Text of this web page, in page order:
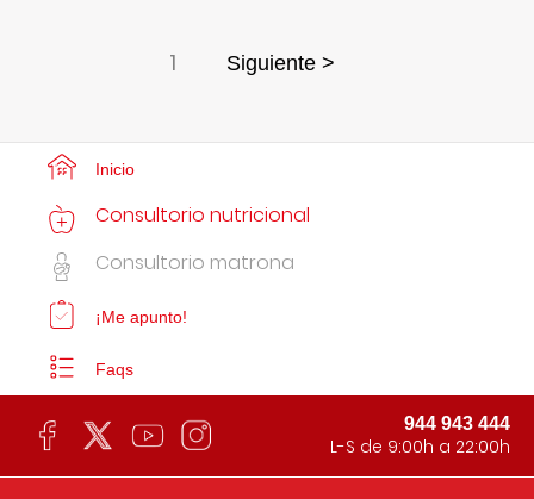
1 Siguiente >
Inicio
Consultorio nutricional
Consultorio matrona
¡Me apunto!
Faqs
944 943 444
L-S de 9:00h a 22:00h